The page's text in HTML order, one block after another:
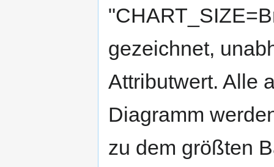
gezeichnet,
Attributwert. Alle
Diagramm
zu dem größten